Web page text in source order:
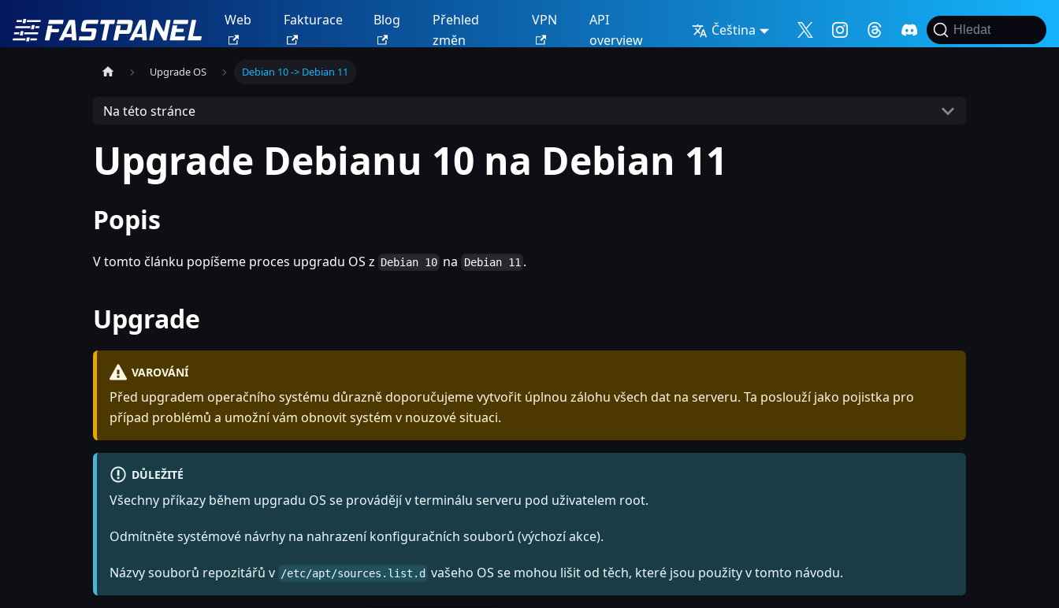
Web Fakturace Blog
Přehled
změn
VPN
API
overview
Čeština Hledat
Upgrade OS Debian 10 -> Debian 11
Na této stránce
Upgrade Debianu 10 na Debian 11
Popis
V tomto článku popíšeme proces upgradu OS z Debian 10 na Debian 11 .
Upgrade
VAROVÁNÍ
Před upgradem operačního systému důrazně doporučujeme vytvořit úplnou zálohu všech dat na serveru. Ta poslouží jako pojistka pro
případ problémů a umožní vám obnovit systém v nouzové situaci.
DŮLEŽITÉ
Všechny příkazy během upgradu OS se provádějí v terminálu serveru pod uživatelem root.
Odmítněte systémové návrhy na nahrazení konfiguračních souborů (výchozí akce).
Názvy souborů repozitářů v /etc/apt/sources.list.d vašeho OS se mohou lišit od těch, které jsou použity v tomto návodu.